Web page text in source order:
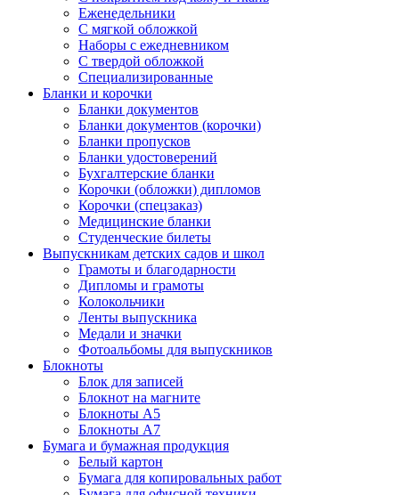
Еженедельники
С мягкой обложкой
Наборы с ежедневником
С твердой обложкой
Специализированные
Бланки и корочки
Бланки документов
Бланки документов (корочки)
Бланки пропусков
Бланки удостоверений
Бухгалтерские бланки
Корочки (обложки) дипломов
Корочки (спецзаказ)
Медицинские бланки
Студенческие билеты
Выпускникам детских садов и школ
Грамоты и благодарности
Дипломы и грамоты
Колокольчики
Ленты выпускника
Медали и значки
Фотоальбомы для выпускников
Блокноты
Блок для записей
Блокнот на магните
Блокноты А5
Блокноты А7
Бумага и бумажная продукция
Белый картон
Бумага для копировальных работ